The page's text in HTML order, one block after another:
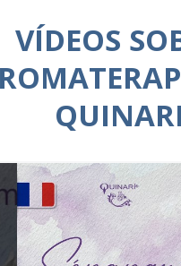
VÍDEOS
QUINARI